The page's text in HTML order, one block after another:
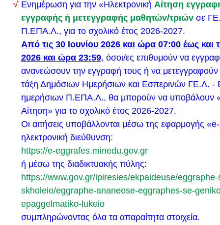
σχέδια)
Υποβολή δικαιολογητικών για τη χορήγηση
Σχολικής Αθλητικής Νίκης για τους σχολικούς
Υποβολή δικαιολογητικών(εδώ)
Αίτηση νίκης(εδώ)
ΠΡΟΓΡΑΜΜΑ ΕΞΕΤΑΣΕΩΝ ΤΕΦΑΑ
ΟΔΗΓΙΕΣ ΔΙΚΑΙΟΛΟΓΗΤΙΚΑ ΥΠΟΨΗΦΙΩΝ
ΠΡΟΓΡΑΜΜΑ 2024(εδώ)
Με χαρά σας προσκαλούμε στην εκδήλωση του
Πεύκης προς τιμήν των επιτυχόντων/ουσών στην
Εκπαίδευση (σχολ. έτος 2022-2023). Η εκδήλωση
πραγματοποιηθεί το Σάββατο 18 Μαΐου 2024,
στο Δημοτικό Θέατρο Πεύκης. (Η πρόσκληση εδώ
Ενημέρωση για την «Ηλεκτρονική Αίτηση
εγγραφής ή μετεγγραφής μαθητών/τριών σε
Π.ΕΠΑ.Λ., για το σχολικό έτος 2026-2027.
Από τις 30 Ιουνίου 2026 και ώρα 07:00 έως και
2026 και ώρα 23:59, όσοι/ες επιθυμούν να
ανανεώσουν την εγγραφή τους ή να
τάξη Δημόσιων Ημερήσιων και Εσπερινών ΓΕ.Λ. -
ημερήσιων Π.ΕΠΑ.Λ., θα μπορούν να υποβάλουν
Αίτηση» για το σχολικό έτος 2026-2027.
Οι αιτήσεις υποβάλλονται μέσω της εφαρμογής
ηλεκτρονική διεύθυνση:
https://e-eggrafes.minedu.gov.gr
ή μέσω της διαδικτυακής πύλης:
https://www.gov.gr/ipiresies/ekpaideuse/eggraphe-
skholeio/eggraphe-ananeose-eggraphes-se-
epaggelmatiko-lukeio
συμπληρώνοντας όλα τα απαραίτητα στοιχεία.